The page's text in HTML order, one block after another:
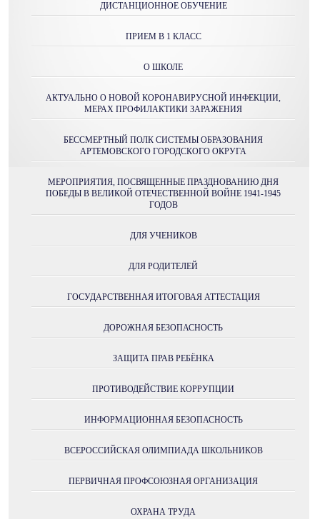
ДИСТАНЦИОННОЕ ОБУЧЕНИЕ
ПРИЕМ В 1 КЛАСС
О ШКОЛЕ
АКТУАЛЬНО О НОВОЙ КОРОНАВИРУСНОЙ ИНФЕКЦИИ,
МЕРАХ ПРОФИЛАКТИКИ ЗАРАЖЕНИЯ
БЕССМЕРТНЫЙ ПОЛК СИСТЕМЫ ОБРАЗОВАНИЯ
АРТЕМОВСКОГО ГОРОДСКОГО ОКРУГА
МЕРОПРИЯТИЯ, ПОСВЯЩЕННЫЕ ПРАЗДНОВАНИЮ ДНЯ
ПОБЕДЫ В ВЕЛИКОЙ ОТЕЧЕСТВЕННОЙ ВОЙНЕ 1941-1945
ГОДОВ
ДЛЯ УЧЕНИКОВ
ДЛЯ РОДИТЕЛЕЙ
ГОСУДАРСТВЕННАЯ ИТОГОВАЯ АТТЕСТАЦИЯ
ДОРОЖНАЯ БЕЗОПАСНОСТЬ
ЗАЩИТА ПРАВ РЕБЁНКА
ПРОТИВОДЕЙСТВИЕ КОРРУПЦИИ
ИНФОРМАЦИОННАЯ БЕЗОПАСНОСТЬ
ВСЕРОССИЙСКАЯ ОЛИМПИАДА ШКОЛЬНИКОВ
ПЕРВИЧНАЯ ПРОФСОЮЗНАЯ ОРГАНИЗАЦИЯ
ОХРАНА ТРУДА